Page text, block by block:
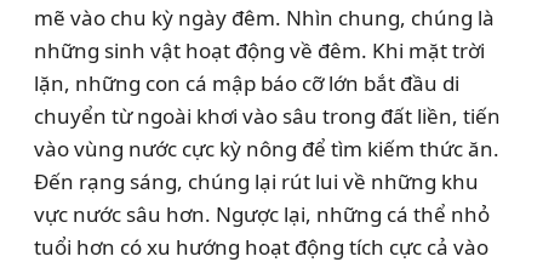
mẽ vào chu kỳ ngày đêm. Nhìn chung, chúng là
những sinh vật hoạt động về đêm. Khi mặt trời
lặn, những con cá mập báo cỡ lớn bắt đầu di
chuyển từ ngoài khơi vào sâu trong đất liền, tiến
vào vùng nước cực kỳ nông để tìm kiếm thức ăn.
Đến rạng sáng, chúng lại rút lui về những khu
vực nước sâu hơn. Ngược lại, những cá thể nhỏ
tuổi hơn có xu hướng hoạt động tích cực cả vào